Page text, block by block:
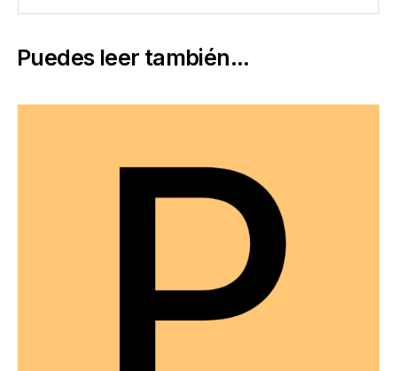
Puedes leer también...